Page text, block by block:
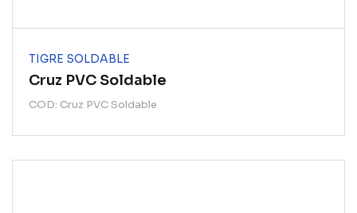
TIGRE SOLDABLE
Cruz PVC Soldable
COD: Cruz PVC Soldable